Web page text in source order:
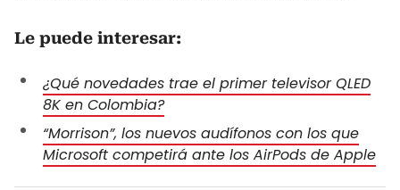
Le puede interesar:
¿Qué novedades trae el primer televisor QLED
8K en Colombia?
“Morrison”, los nuevos audífonos con los que
Microsoft competirá ante los AirPods de Apple